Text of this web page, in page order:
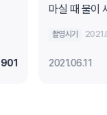
901
마실 때 물이
촬영시기
2021.06.11